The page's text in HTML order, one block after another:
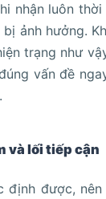
nhận luôn
ảnh hưởng.
trạng như
vấn đề
và lối tiếp cận
định được, nên